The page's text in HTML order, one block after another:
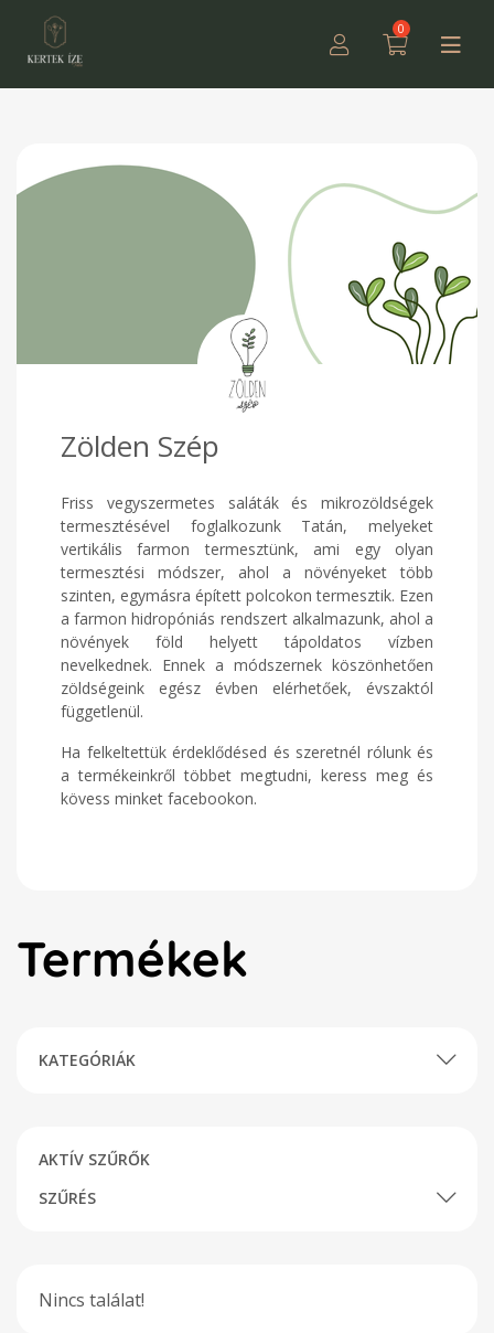
0
Zölden Szép
Friss vegyszermetes saláták és mikrozöldségek
termesztésével foglalkozunk Tatán, melyeket
vertikális farmon termesztünk, ami egy olyan
termesztési módszer, ahol a növényeket több
szinten, egymásra épített polcokon termesztik. Ezen
a farmon hidropóniás rendszert alkalmazunk, ahol a
növények föld helyett tápoldatos vízben
nevelkednek. Ennek a módszernek köszönhetően
zöldségeink egész évben elérhetőek, évszaktól
függetlenül.
Ha felkeltettük érdeklődésed és szeretnél rólunk és
a termékeinkről többet megtudni, keress meg és
kövess minket facebookon.
Termékek
KATEGÓRIÁK
AKTÍV SZŰRŐK
SZŰRÉS
Nincs találat!